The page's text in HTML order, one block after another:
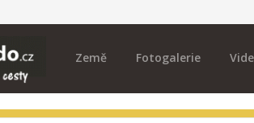
Země Fotogalerie